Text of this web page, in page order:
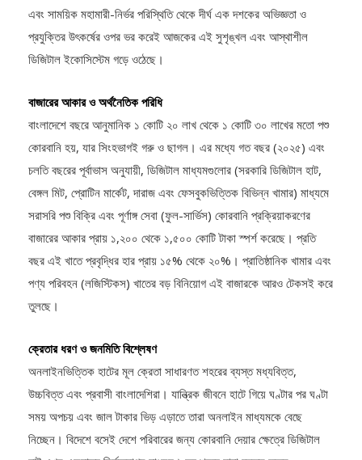
এবং সাময়িক মহামারী-নির্ভর পরিস্থিতি থেকে দীর্ঘ এক দশকের অভিজ্ঞতা ও
প্রযুক্তির উৎকর্ষের ওপর ভর করেই আজকের এই সুশৃঙ্খল এবং আস্থাশীল
ডিজিটাল ইকোসিস্টেম গড়ে ওঠেছে।
বাজারের আকার ও অর্থনৈতিক পরিধি
বাংলাদেশে বছরে আনুমানিক ১ কোটি ২০ লাখ থেকে ১ কোটি ৩০ লাখের মতো পশু
কোরবানি হয়, যার সিংহভাগই গরু ও ছাগল। এর মধ্যে গত বছর (২০২৫) এবং
চলতি বছরের পূর্বাভাস অনুযায়ী, ডিজিটাল মাধ্যমগুলোর (সরকারি ডিজিটাল হাট,
বেঙ্গল মিট, প্রোটিন মার্কেট, দারাজ এবং ফেসবুকভিত্তিক বিভিন্ন খামার) মাধ্যমে
সরাসরি পশু বিক্রি এবং পূর্ণাঙ্গ সেবা (ফুল-সার্ভিস) কোরবানি প্রক্রিয়াকরণের
বাজারের আকার প্রায় ১,২০০ থেকে ১,৫০০ কোটি টাকা স্পর্শ করেছে। প্রতি
বছর এই খাতে প্রবৃদ্ধির হার প্রায় ১৫% থেকে ২০%। প্রাতিষ্ঠানিক খামার এবং
পণ্য পরিবহন (লজিস্টিকস) খাতের বড় বিনিয়োগ এই বাজারকে আরও টেকসই করে
তুলছে।
ক্রেতার ধরণ ও জনমিতি বিশ্লেষণ
অনলাইনভিত্তিক হাটের মূল ক্রেতা সাধারণত শহরের ব্যস্ত মধ্যবিত্ত,
উচ্চবিত্ত এবং প্রবাসী বাংলাদেশিরা। যান্ত্রিক জীবনে হাটে গিয়ে ঘণ্টার পর ঘণ্টা
সময় অপচয় এবং জাল টাকার ভিড় এড়াতে তারা অনলাইন মাধ্যমকে বেছে
নিচ্ছেন। বিদেশে বসেই দেশে পরিবারের জন্য কোরবানি দেয়ার ক্ষেত্রে ডিজিটাল